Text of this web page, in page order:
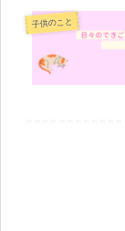
子供のこと